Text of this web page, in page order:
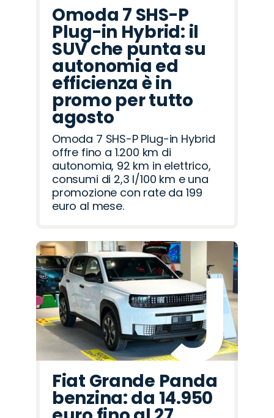
Omoda 7 SHS-P
Plug-in Hybrid: il
SUV che punta su
autonomia ed
efficienza è in
promo per tutto
agosto
Omoda 7 SHS-P Plug-in Hybrid
offre fino a 1.200 km di
autonomia, 92 km in elettrico,
consumi di 2,3 l/100 km e una
promozione con rate da 199
euro al mese.
Fiat Grande Panda
benzina: da 14.950